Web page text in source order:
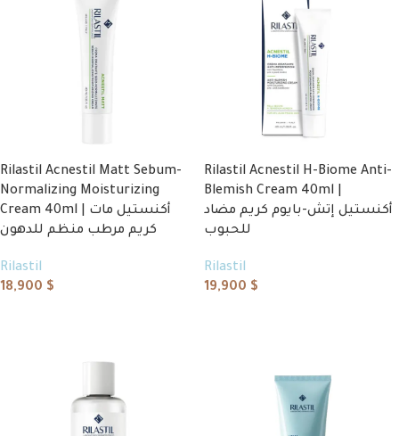
Rilastil Acnestil Matt Sebum-
Normalizing Moisturizing
Cream 40ml | أكنستيل مات
كريم مرطب منظم للدهون
Rilastil
18,900 $
Rilastil Acnestil H-Biome Anti-
Blemish Cream 40ml |
أكنستيل إتش-بايوم كريم مضاد
للحبوب
Rilastil
19,900 $